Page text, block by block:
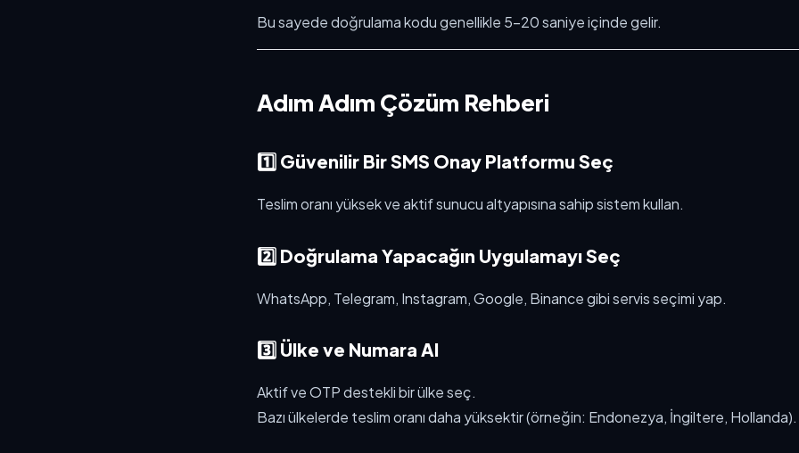
Bu sayede doğrulama kodu genellikle 5–20 saniye içinde gelir.
Adım Adım Çözüm Rehberi
1️⃣ Güvenilir Bir SMS Onay Platformu Seç
Teslim oranı yüksek ve aktif sunucu altyapısına sahip sistem kullan.
2️⃣ Doğrulama Yapacağın Uygulamayı Seç
WhatsApp, Telegram, Instagram, Google, Binance gibi servis seçimi yap.
3️⃣ Ülke ve Numara Al
Aktif ve OTP destekli bir ülke seç.
Bazı ülkelerde teslim oranı daha yüksektir (örneğin: Endonezya, İngiltere, Hollanda).